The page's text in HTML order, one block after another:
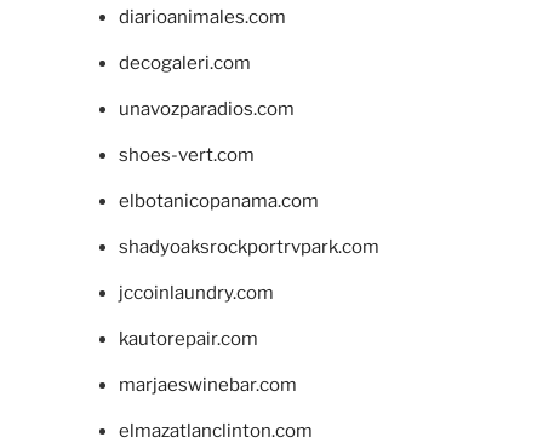
diarioanimales.com
decogaleri.com
unavozparadios.com
shoes-vert.com
elbotanicopanama.com
shadyoaksrockportrvpark.com
jccoinlaundry.com
kautorepair.com
marjaeswinebar.com
elmazatlanclinton.com